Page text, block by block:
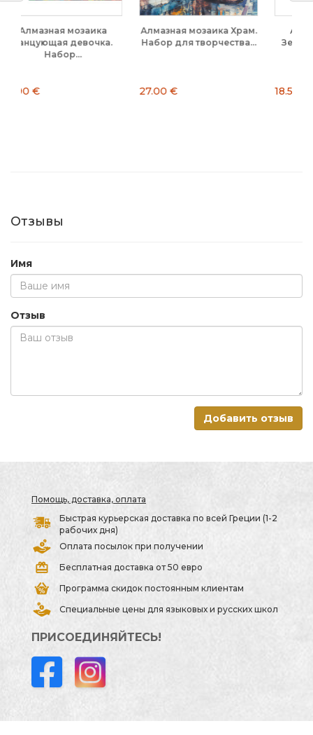
мозаика Храм.
для творчества...
Алмазная мозаика
Зеркало души. Набор
18.50 €
Алмазная
17.50 €
Отзывы
Имя
Отзыв
Добавить отзыв
Помощь, доставка, оплата
Быстрая курьерская доставка по всей Греции (1-2
рабочих дня)
Оплата посылок при получении
Бесплатная доставка от 50 евро
Программа скидок постоянным клиентам
Специальные цены для языковых и русских школ
ПРИСОЕДИНЯЙТЕСЬ!